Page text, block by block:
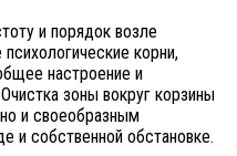
и порядок возле
корни,
настроение и
зоны вокруг корзины
и своеобразным
и собственной обстановке.